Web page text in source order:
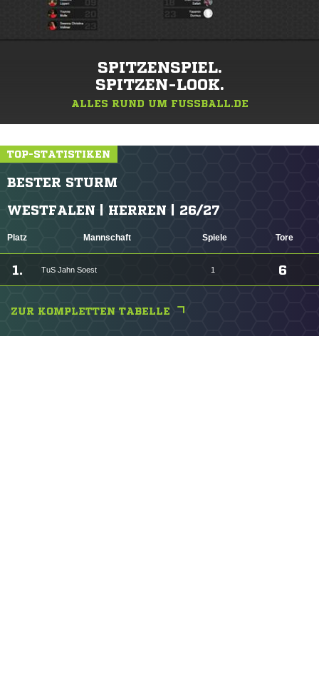
SPITZENSPIEL.
SPITZEN-LOOK.
ALLES RUND UM FUSSBALL.DE
TOP-STATISTIKEN
BESTER STURM
WESTFALEN | HERREN | 26/27
Platz Mannschaft Spiele Tore
1. TuS Jahn Soest 1 6
ZUR KOMPLETTEN TABELLE